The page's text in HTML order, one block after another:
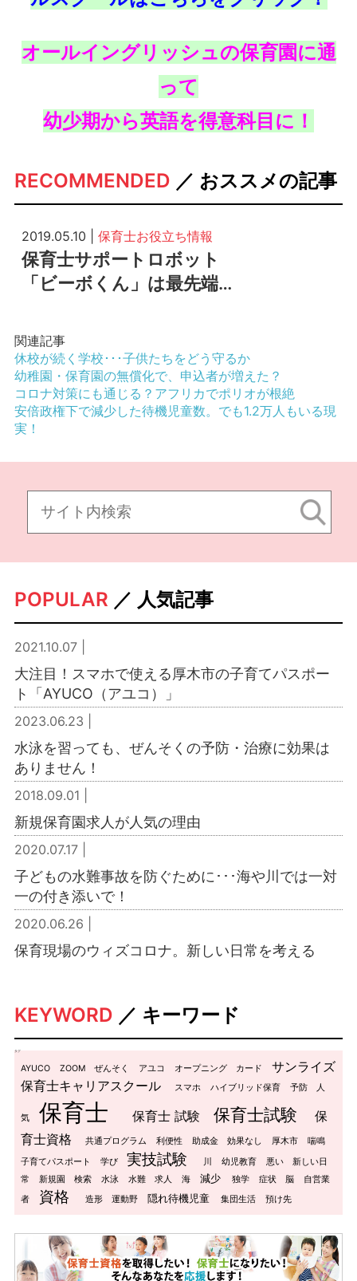
オールイングリッシュの保育園に通
って
幼少期から英語を得意科目に！
RECOMMENDED ／ おススメの記事
2019.05.10 | 保育士お役立ち情報
保育士サポートロボット
「ビーボくん」は最先端…
関連記事
休校が続く学校･･･子供たちをどう守るか
幼稚園・保育園の無償化で、申込者が増えた？
コロナ対策にも通じる？アフリカでポリオが根絶
安倍政権下で減少した待機児童数。でも1.2万人もいる現
実！
POPULAR ／ 人気記事
2021.10.07 |
大注目！スマホで使える厚木市の子育てパスポー
ト「AYUCO（アユコ）」
2023.06.23 |
水泳を習っても、ぜんそくの予防・治療に効果は
ありません！
2018.09.01 |
新規保育園求人が人気の理由
2020.07.17 |
子どもの水難事故を防ぐために･･･海や川では一対
一の付き添いで！
2020.06.26 |
保育現場のウィズコロナ。新しい日常を考える
KEYWORD ／ キーワード
タグ
AYUCO ZOOM ぜんそく アユコ オープニング カード
サンライズ
保育士キャリアスクール
スマホ ハイブリッド保育 予防 人
気 保育士 保育士 試験 保育士試験
保
育士資格
共通プログラム 利便性 助成金 効果なし 厚木市
喘鳴
子育てパスポート
学び 実技試験 川 幼児教育 悪い
新しい日
常
新規園 検索 水泳 水難 求人 海 減少 独学 症状 脳
自営業
者
資格 造形 運動野 隠れ待機児童 集団生活 預け先